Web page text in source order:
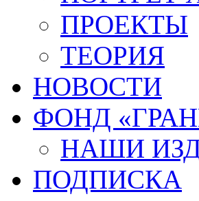
ПРОЕКТЫ
ТЕОРИЯ
НОВОСТИ
ФОНД
НАШИ
ПОДПИСКА